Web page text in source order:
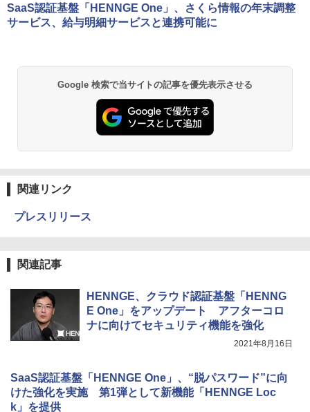
SaaS認証基盤「HENNGE One」、さくら情報の年末調整
サービス、給与明細サービスと連携可能に
Google 検索で当サイトの記事を優先表示させる
関連リンク
プレスリリース
関連記事
HENNGE、クラウド認証基盤「HENNG
E One」をアップデート アフターコロ
ナに向けてセキュリティ機能を強化
2021年8月16日
SaaS認証基盤「HENNGE One」、“脱パスワード”に向
けた強化を実施 第1弾として新機能「HENNGE Loc
k」を提供